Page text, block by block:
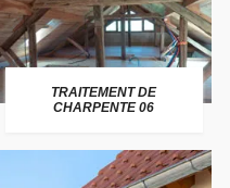
TRAITEMENT DE
CHARPENTE 06